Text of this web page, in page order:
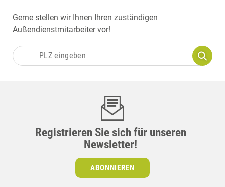
Gerne stellen wir Ihnen Ihren zuständigen
Außendienstmitarbeiter vor!
Registrieren Sie sich für unseren
Newsletter!
ABONNIEREN